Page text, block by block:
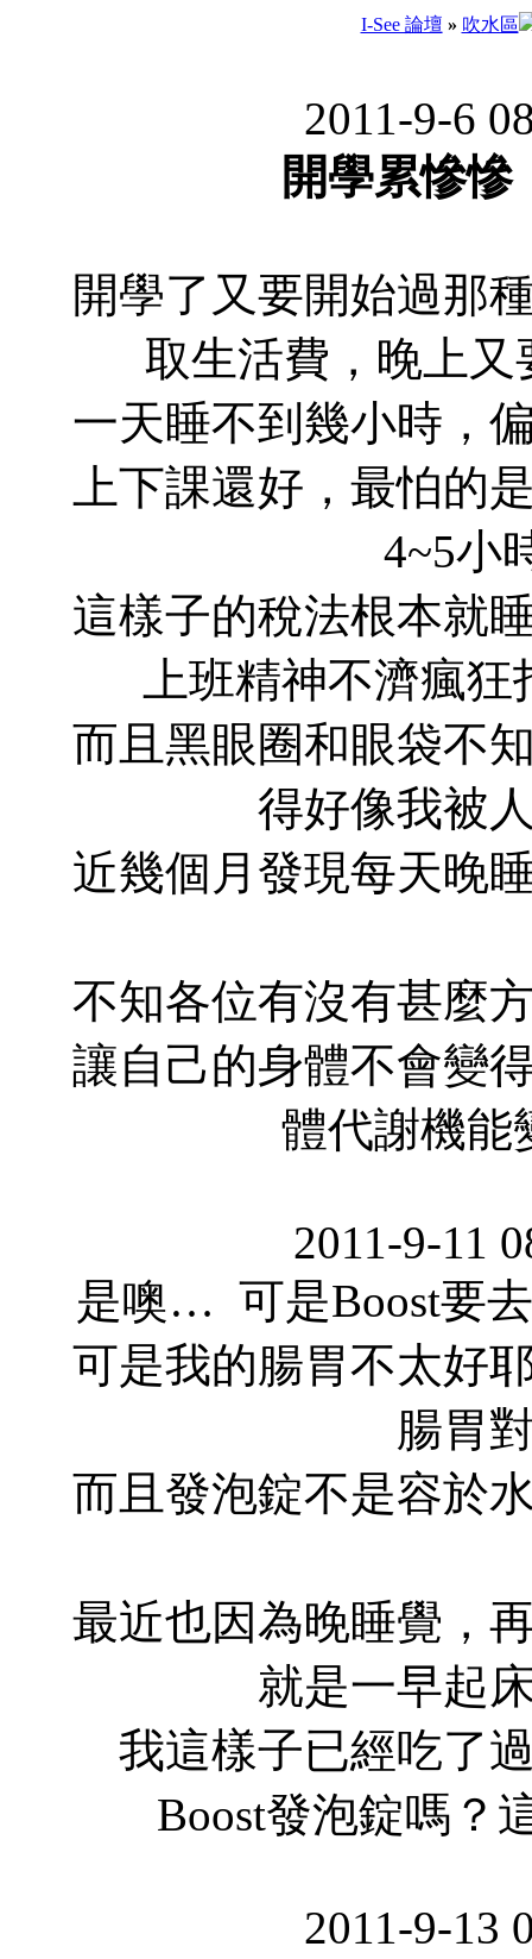
I-See 論壇 » 吹水區
2011-9-6
開學累慘慘
開學了又要開始過那
取生活費，晚上
一天睡不到幾小時，
上下課還好，最怕的
4~5小
這樣子的稅法根本就
上班精神不濟瘋
而且黑眼圈和眼袋不
得好像我被
近幾個月發現每天晚
不知各位有沒有甚麼
讓自己的身體不會變
體代謝機能
2011-9-11
是噢… 可是Boost要
可是我的腸胃不太好
腸胃
而且發泡錠不是容於
最近也因為晚睡覺，
就是一早起
我這樣子已經吃了
Boost發泡錠嗎？
2011-9-13